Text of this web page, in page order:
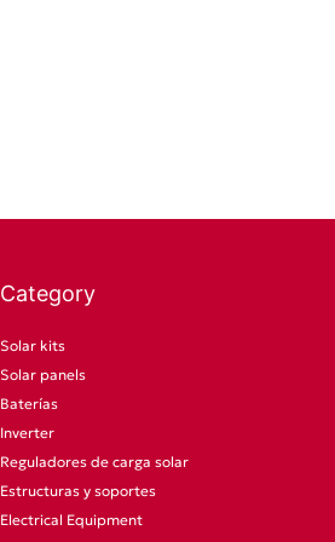
Category
Solar kits
Solar panels
Baterías
Inverter
Reguladores de carga solar
Estructuras y soportes
Electrical Equipment